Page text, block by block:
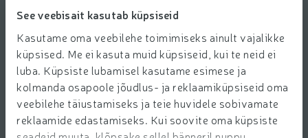
See veebisait kasutab küpsiseid
Kasutame oma veebilehe toimimiseks ainult vajalikke
küpsised. Me ei kasuta muid küpsiseid, kui te neid ei
luba. Küpsiste lubamisel kasutame esimese ja
kolmanda osapoole jõudlus- ja reklaamiküpsiseid oma
veebilehe täiustamiseks ja teie huvidele sobivamate
reklaamide edastamiseks. Kui soovite oma küpsiste